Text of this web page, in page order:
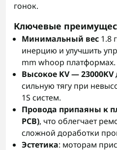
гонок.
Ключевые
Минимальный вес 1.8
инерцию и улучшить
mm whoop платформах.
Высокое KV — 23000KV
сильную тягу при
1S систем.
Провода припаяны к
PCB), что облегчает
сложной доработки
Эстетика: моторам